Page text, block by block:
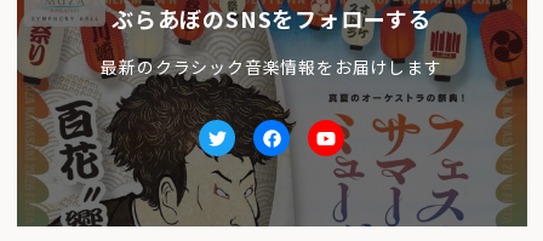
ぶらあぼのSNSをフォローする
最新のクラシック音楽情報をお届けします
TwitterfacebookYoutube